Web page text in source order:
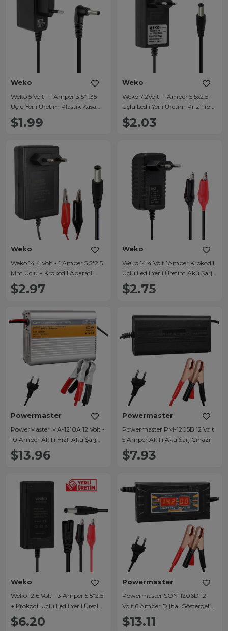
Weko
Weko 5 Volt - 1 Amper 3.5*1.35
Uçlu Yerli Üretim Plastik Kasa
Priz Tipi Adaptör
$1.99
Weko
Weko 7.2Volt - 1Amper 5.5x2.5
Uçlu Ledli Yerli Üretim Priz Tipi
Adaptör
$2.03
Weko
Weko 14.4 Volt - 1 Amper 5.5*2.5
Mm Uçlu + Krokodil Aparatlı
Akü Şarj Cihazı WK-29112
$2.97
Weko
Weko 14.4 Volt 1Amper Krokodil
Uçlu Ledli Yerli Üretim Akü Şarj
Cihazı
$2.75
Powermaster
PowerMaster MA-1210A 12 Volt -
10 Amper Akıllı Hızlı Akü Şarj
Cihazı Analog Amper Göstergeli
$13.96
Powermaster
Powermaster PM-1205B 12 Volt
5 Amper Akıllı Akü Şarj Cihazı
$7.93
Weko
Weko 12.6 Volt - 3 Amper 5.5*2.5
+ Krokodil Uçlu Ledli Yerli Üretim
Masaüstü Şarj Adaptörü
$6.20
Powermaster
Powermaster SON-1206D 12
Volt 6 Amper Dijital Göstergeli
Akıllı Akü Şarj Cihazı
$13.11